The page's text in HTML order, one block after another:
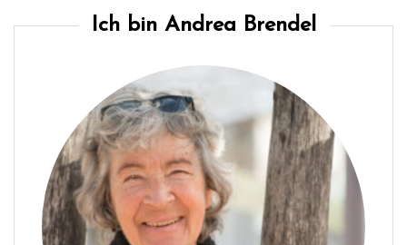
Ich bin Andrea Brendel